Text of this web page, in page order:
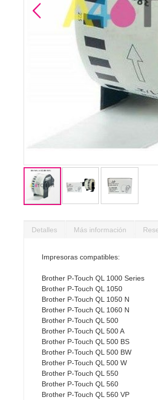
comienzo
imágenes
Detalles
Impresoras compatibles:
Brother P-Touch QL 1000 Series
Brother P-Touch QL 1050
Brother P-Touch QL 1050 N
Brother P-Touch QL 1060 N
Brother P-Touch QL 500
Brother P-Touch QL 500 A
Brother P-Touch QL 500 BS
Brother P-Touch QL 500 BW
Brother P-Touch QL 500 W
Brother P-Touch QL 550
Brother P-Touch QL 560
Brother P-Touch QL 560 VP
Más información